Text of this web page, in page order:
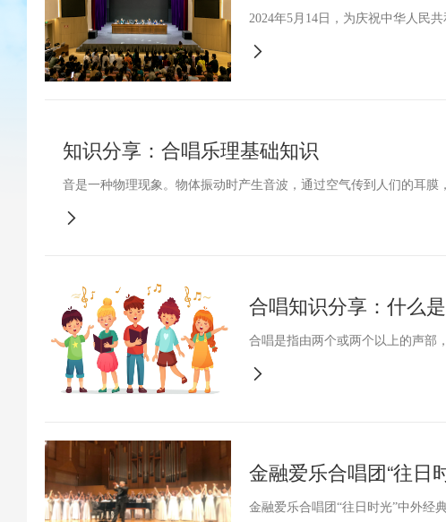
2024年5月14日，为庆祝中华人民
的近百支会员合唱团中抽调了约
知识分享：合唱乐理基础知识
音是一种物理现象。物体振动时产生音波，通过空气传到人们的耳
很多，但并不是所有的音都可以作为音乐的材料。使用到音乐中的音
合唱知识分享：什么
合唱是指由两个或两个以上的声部
合唱形式，所以，合唱具有最广泛
金融爱乐合唱团“往日
金融爱乐合唱团“往日时光”中外经